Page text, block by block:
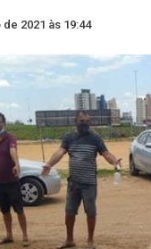
2021 às 19:44